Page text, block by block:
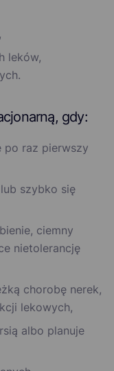
leków,
gdy:
po raz pierwszy
szybko się
ciemny
nietolerancję
chorobę nerek,
lekowych,
albo planuje